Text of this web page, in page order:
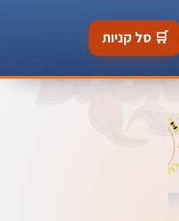
🛒 סל קניות